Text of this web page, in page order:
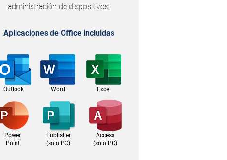
administración de dispositivos.
Aplicaciones de Office incluidas
Outlook
Power
Point
Word
Publisher
(solo PC)
Excel
Access
(solo PC)